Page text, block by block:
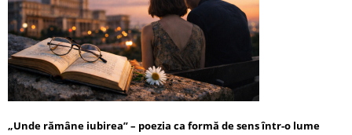
„Unde rămâne iubirea” – poezia ca formă de sens într-o lume